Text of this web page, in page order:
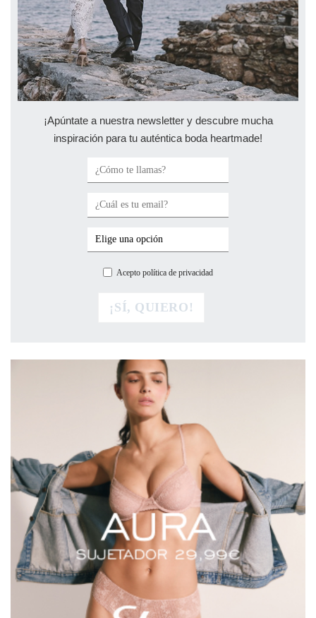
¡Apúntate a nuestra newsletter y descubre mucha
inspiración para tu auténtica boda heartmade!
Acepto política de privacidad